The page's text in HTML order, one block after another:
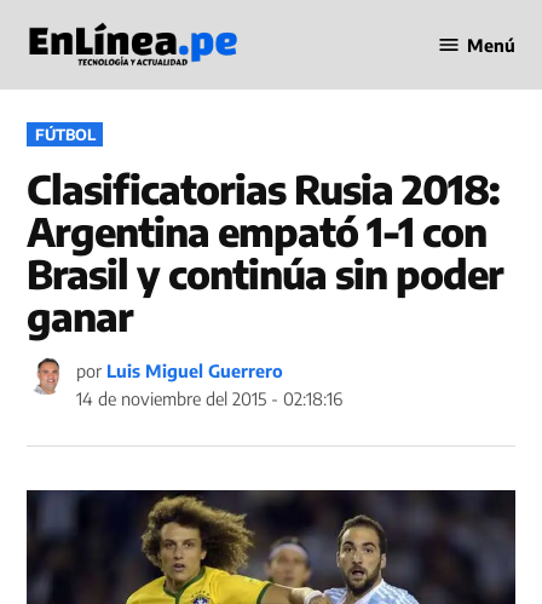
contenido
en Línea
Menú
PUBLICADO
EN
FÚTBOL
Clasificatorias Rusia 2018:
Argentina empató 1-1 con
Brasil y continúa sin poder
ganar
por Luis Miguel Guerrero
14 de noviembre del 2015 - 02:18:16